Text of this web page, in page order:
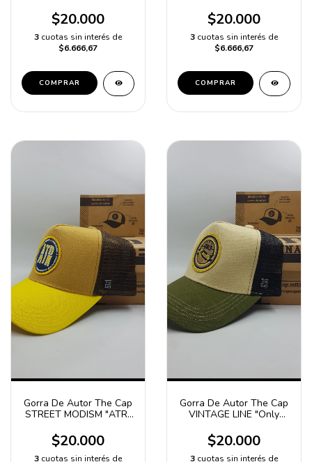
$20.000
3 cuotas sin interés de
$6.666,67
COMPRAR
Azul y Gris
$20.000
3 cuotas sin interés de
$6.666,67
COMPRAR
Gorra De Autor The Cap
STREET MODISM "ATR"
$20.000
3 cuotas sin interés de
Gorra De Autor The Cap
VINTAGE LINE "Only
Negro
$20.000
3 cuotas sin interés de